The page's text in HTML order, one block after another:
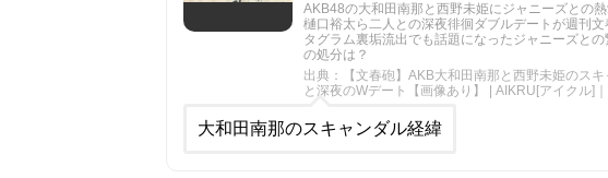
AKB48の大和田南那と西野未姫にジャニーズとの
樋口裕太ら二人との深夜徘徊ダブルデートが週刊
タグラム裏垢流出でも話題になったジャニーズと
の処分は？
出典：【文春砲】AKB大和田南那と西野未姫のス
と深夜のWデート【画像あり】 | AIKRU[アイクル]
大和田南那のスキャンダル経緯